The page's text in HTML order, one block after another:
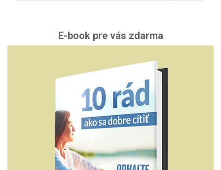
E-book pre vás zdarma